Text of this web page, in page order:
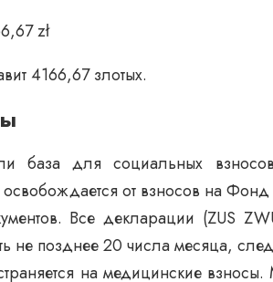
zł
4166,67 злотых.
база для социальных
от взносов на Фонд
Все декларации (ZUS
не позднее 20 числа месяца,
на медицинские